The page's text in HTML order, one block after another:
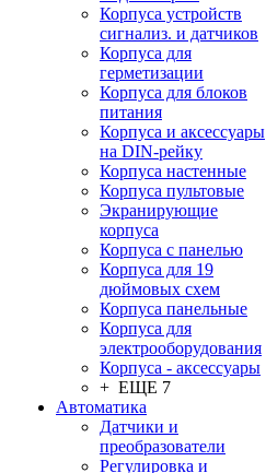
Корпуса устройств
сигнализ. и датчиков
Корпуса для
герметизации
Корпуса для блоков
питания
Корпуса и аксессуары
на DIN-рейку
Корпуса настенные
Корпуса пультовые
Экранирующие
корпуса
Корпуса с панелью
Корпуса для 19
дюймовых схем
Корпуса панельные
Корпуса для
электрооборудования
Корпуса - аксессуары
+ ЕЩЕ 7
Автоматика
Датчики и
преобразователи
Регулировка и